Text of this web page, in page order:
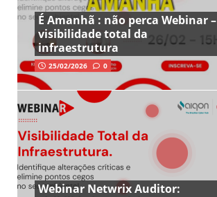
É Amanhã : não perca Webinar –
visibilidade total da
infraestrutura
25/02/2026 0
Webinar Netwrix Auditor: